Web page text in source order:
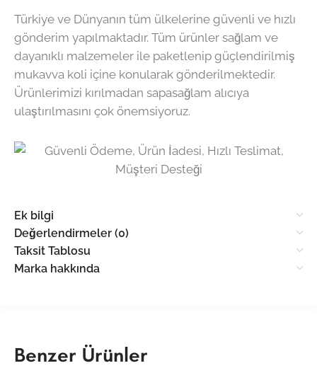
Türkiye ve Dünyanın tüm ülkelerine güvenli ve hızlı
gönderim yapılmaktadır. Tüm ürünler sağlam ve
dayanıklı malzemeler ile paketlenip güçlendirilmiş
mukavva koli içine konularak gönderilmektedir.
Ürünlerimizi kırılmadan sapasağlam alıcıya
ulaştırılmasını çok önemsiyoruz.
Ek bilgi
Değerlendirmeler (0)
Taksit Tablosu
Marka hakkında
Benzer Ürünler